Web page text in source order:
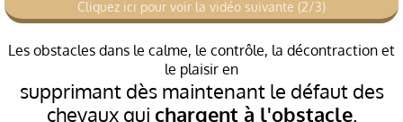
Cliquez ici pour voir la vidéo suivante (2/3)
Les obstacles dans le calme, le contrôle, la décontraction et
le plaisir en
supprimant dès maintenant le défaut des
chevaux qui chargent à l'obstacle.